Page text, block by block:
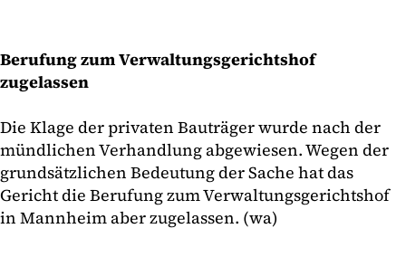
Berufung zum Verwaltungsgerichtshof
zugelassen
Die Klage der privaten Bauträger wurde nach der
mündlichen Verhandlung abgewiesen. Wegen der
grundsätzlichen Bedeutung der Sache hat das
Gericht die Berufung zum Verwaltungsgerichtshof
in Mannheim aber zugelassen. (wa)